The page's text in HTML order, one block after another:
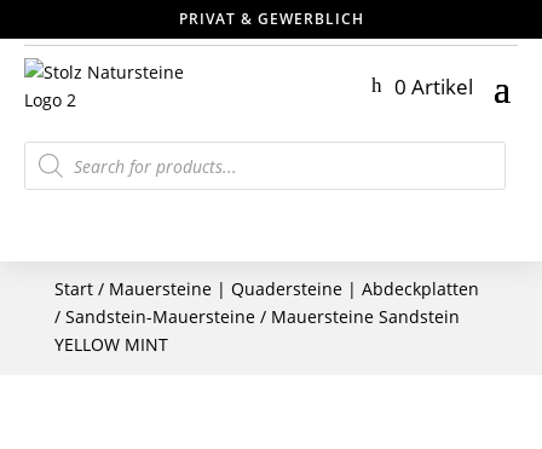
PRIVAT & GEWERBLICH
0 Artikel
Products
search
Start/ Mauersteine | Quadersteine | Abdeckplatten
/ Sandstein-Mauersteine/ Mauersteine Sandstein
YELLOW MINT